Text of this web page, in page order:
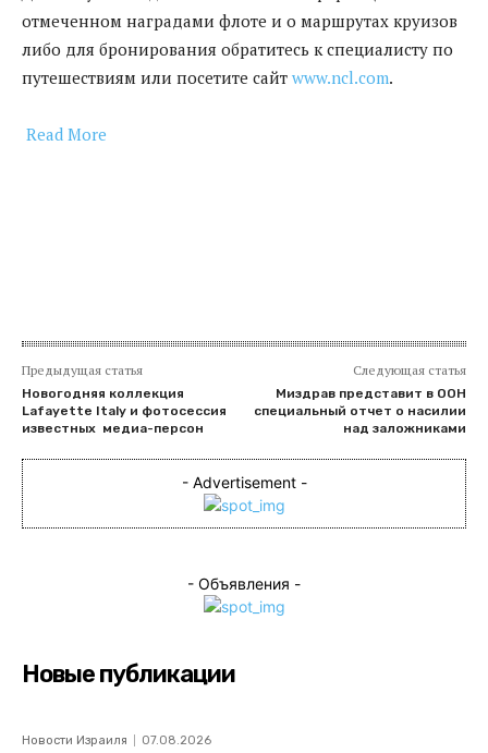
отмеченном наградами флоте и о маршрутах круизов
либо для бронирования обратитесь к специалисту по
путешествиям или посетите сайт www.ncl.com.
Read More
Предыдущая статья
Новогодняя коллекция
Lafayette Italy и фотосессия
известных медиа-персон
Следующая статья
Миздрав представит в ООН
специальный отчет о насилии
над заложниками
- Advertisement -
- Объявления -
Новые публикации
Новости Израиля 07.08.2026